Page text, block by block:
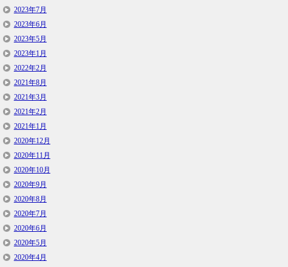
2023年7月
2023年6月
2023年5月
2023年1月
2022年2月
2021年8月
2021年3月
2021年2月
2021年1月
2020年12月
2020年11月
2020年10月
2020年9月
2020年8月
2020年7月
2020年6月
2020年5月
2020年4月